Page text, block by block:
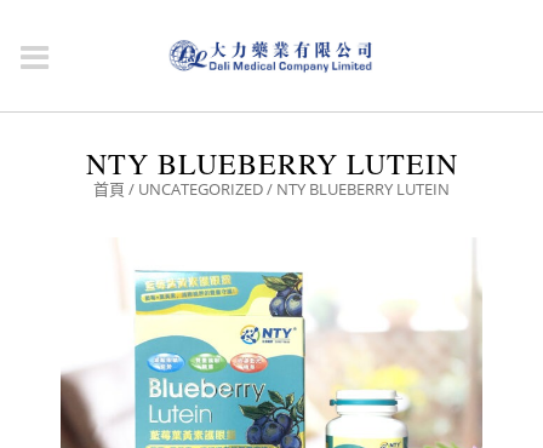
NTY BLUEBERRY LUTEIN
首頁 / UNCATEGORIZED/ NTY BLUEBERRY LUTEIN